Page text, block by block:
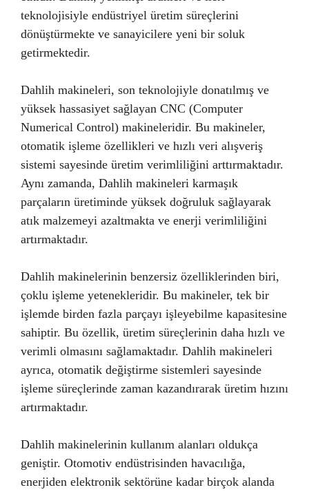
teknolojisiyle endüstriyel üretim süreçlerini
dönüştürmekte ve sanayicilere yeni bir soluk
getirmektedir.
Dahlih makineleri, son teknolojiyle donatılmış ve
yüksek hassasiyet sağlayan CNC (Computer
Numerical Control) makineleridir. Bu makineler,
otomatik işleme özellikleri ve hızlı veri alışveriş
sistemi sayesinde üretim verimliliğini arttırmaktadır.
Aynı zamanda, Dahlih makineleri karmaşık
parçaların üretiminde yüksek doğruluk sağlayarak
atık malzemeyi azaltmakta ve enerji verimliliğini
artırmaktadır.
Dahlih makinelerinin benzersiz özelliklerinden biri,
çoklu işleme yetenekleridir. Bu makineler, tek bir
işlemde birden fazla parçayı işleyebilme kapasitesine
sahiptir. Bu özellik, üretim süreçlerinin daha hızlı ve
verimli olmasını sağlamaktadır. Dahlih makineleri
ayrıca, otomatik değiştirme sistemleri sayesinde
işleme süreçlerinde zaman kazandırarak üretim hızını
artırmaktadır.
Dahlih makinelerinin kullanım alanları oldukça
geniştir. Otomotiv endüstrisinden havacılığa,
enerjiden elektronik sektörüne kadar birçok alanda